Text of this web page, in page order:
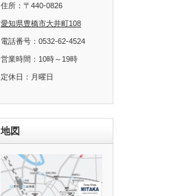
住所：〒440-0826
愛知県豊橋市大井町108
電話番号：0532-62-4524
営業時間：10時～19時
定休日：月曜日
地図